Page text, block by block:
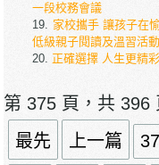
一段校務會議
家校攜手 讓孩子在
低級親子閱讀及溫習活動
正確選擇 人生更精
第 375 頁，共 396
最先
上一篇